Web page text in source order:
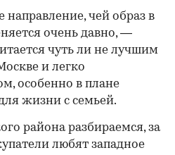
направление, чей образ в
очень давно, —
чуть ли не лучшим
и легко
особенно в плане
жизни с семьей.
района разбираемся, за
любят западное